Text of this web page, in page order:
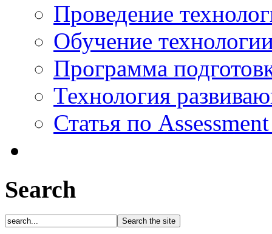
Проведение
Обучение
Программа
Технология
Статья по
Search